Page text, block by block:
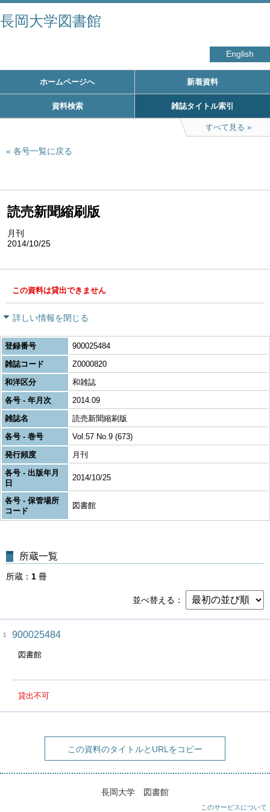
長岡大学図書館
English
ホームページへ 新着資料
資料検索 雑誌タイトル索引
すべて見る
各号一覧に戻る
読売新聞縮刷版
月刊
2014/10/25
この資料は貸出できません
詳しい情報を閉じる
登録番号
900025484
雑誌コード
Z0000820
和洋区分
和雑誌
各号 - 年月次
2014.09
雑誌名
読売新聞縮刷版
各号 - 巻号
Vol.57 No.9 (673)
発行頻度
月刊
各号 - 出版年月
日
2014/10/25
各号 - 保管場所
コード
図書館
所蔵一覧
所蔵 1 冊
並べ替える
1 900025484
図書館
貸出不可
この資料のタイトルとURLをコピー
長岡大学 図書館
このサービスについて